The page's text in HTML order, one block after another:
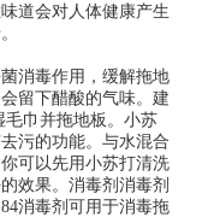
道会对人体健康产生
消毒作用，缓解拖地
留下醋酸的气味。建
毛巾并拖地板。小苏
污的功能。与水混合
可以先用小苏打清洗
效果。消毒剂消毒剂
消毒剂可用于消毒拖